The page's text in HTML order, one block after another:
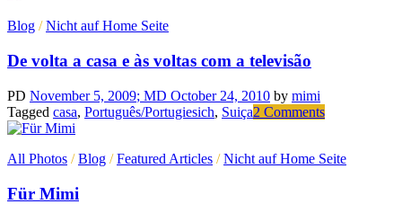
Blog /Nicht auf Home Seite
De volta a casa e às voltas com a televisão
PD November 5, 2009; MD October 24, 2010 by mimi
Tagged casa, Português/Portugiesich, Suiça2 Commentson
a
All Photos /Blog /Featured Articles /Nicht auf Home Seite
Für Mimi